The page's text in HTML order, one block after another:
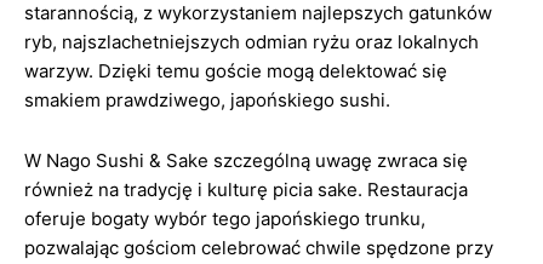
starannością, z wykorzystaniem najlepszych gatunków
ryb, najszlachetniejszych odmian ryżu oraz lokalnych
warzyw. Dzięki temu goście mogą delektować się
smakiem prawdziwego, japońskiego sushi.
W Nago Sushi & Sake szczególną uwagę zwraca się
również na tradycję i kulturę picia sake. Restauracja
oferuje bogaty wybór tego japońskiego trunku,
pozwalając gościom celebrować chwile spędzone przy